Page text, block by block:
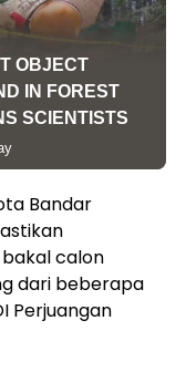
Bandar
calon
dari beberapa
Perjuangan